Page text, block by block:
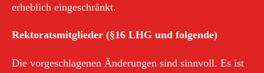
erheblich eingeschränkt.
Rektoratsmitglieder (§16 LHG und folgende)
Die vorgeschlagenen Änderungen sind sinnvoll. Es ist